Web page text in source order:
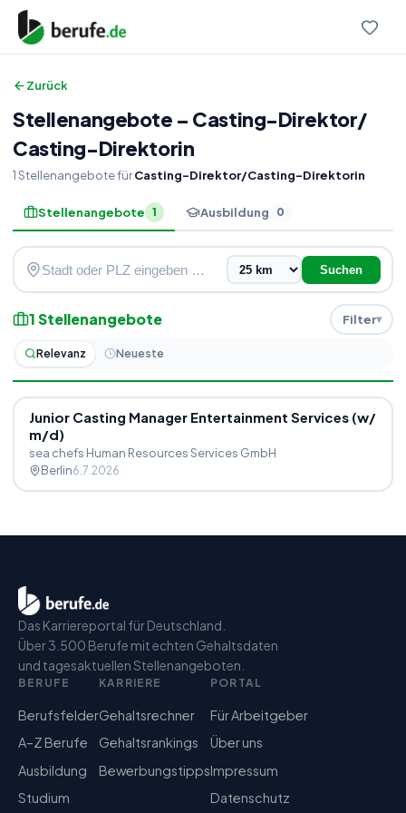
Zurück
Stellenangebote – Casting-Direktor/
Casting-Direktorin
1StellenangebotefürCasting-Direktor/Casting-Direktorin
Stellenangebote 1 Ausbildung 0
Suchen
1Stellenangebote
Relevanz Neueste
Filter
Junior Casting Manager Entertainment Services (w/
m/d)
sea chefs Human Resources Services GmbH
Berlin6.7.2026
Das Karriereportal für Deutschland.
Über 3.500 Berufe mit echten Gehaltsdaten
und tagesaktuellen Stellenangeboten.
BERUFE
Berufsfelder
A–Z Berufe
Ausbildung
Studium
KARRIERE
Gehaltsrechner
Gehaltsrankings
Bewerbungstipps
PORTAL
Für Arbeitgeber
Über uns
Impressum
Datenschutz